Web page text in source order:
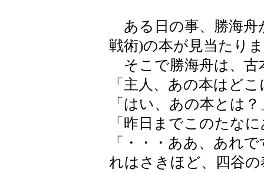
ある日の事、勝海舟
戦術)の本が見当たり
そこで勝海舟は、古
「主人、あの本はど
「はい、あの本とは？
「昨日までこのたな
「・・・ああ、あれ
れはさきほど、四谷